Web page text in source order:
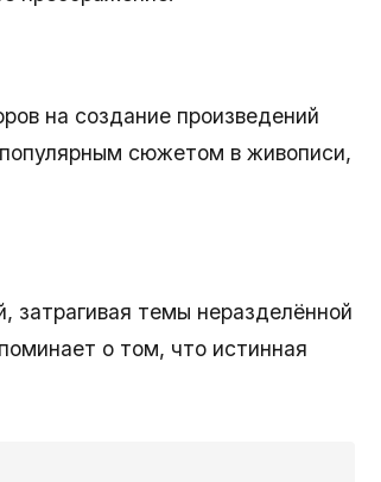
на создание произведений
сюжетом в живописи,
затрагивая темы неразделённой
о том, что истинная